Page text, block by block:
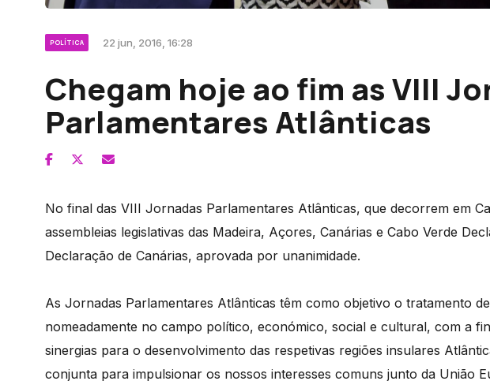
POLÍTICA 22 jun, 2016, 16:28
Chegam hoje ao fim as VIII
Parlamentares Atlânticas
No final das VIII Jornadas Parlamentares Atlânticas, que decorrem em
assembleias legislativas das Madeira, Açores, Canárias e Cabo Verde
Declaração de Canárias, aprovada por unanimidade.
As Jornadas Parlamentares Atlânticas têm como objetivo o tratamento
nomeadamente no campo político, económico, social e cultural, com a
sinergias para o desenvolvimento das respetivas regiões insulares
conjunta para impulsionar os nossos interesses comuns junto da União